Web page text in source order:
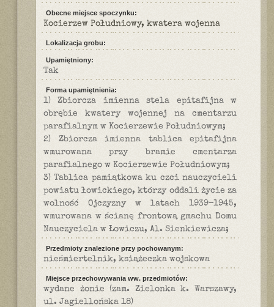
Obecne miejsce spoczynku:
Kocierzew Południowy, kwatera wojenna
Lokalizacja grobu:
Upamiętniony:
Tak
Forma upamiętnienia:
1) Zbiorcza imienna stela epitafijna w
obrębie kwatery wojennej na cmentarzu
parafialnym w Kocierzewie Południowym;
2) Zbiorcza imienna tablica epitafijna
wmurowana przy bramie cmentarza
parafialnego w Kocierzewie Południowym;
3) Tablica pamiątkowa ku czci nauczycieli
powiatu łowickiego, którzy oddali życie za
wolność Ojczyzny w latach 1939-1945,
wmurowana w ścianę frontową gmachu Domu
Nauczyciela w Łowiczu, Al. Sienkiewicza;
Przedmioty znalezione przy pochowanym:
nieśmiertelnik, książeczka wojskowa
Miejsce przechowywania ww. przedmiotów:
wydane żonie (zam. Zielonka k. Warszawy,
ul. Jagiellońska 18)